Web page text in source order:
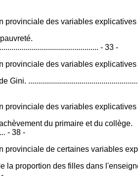
provinciale des variables
- 33 -
provinciale des variables
Gini.
provinciale des variables
du primaire et du collège.
- 38 -
provinciale de certaines variables
la proportion des filles dans